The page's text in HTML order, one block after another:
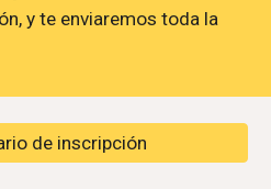
y te enviaremos toda la
de inscripción